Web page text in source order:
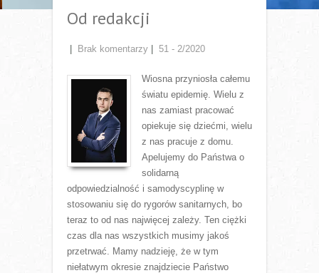
Od redakcji
Brak komentarzy 51 - 2/2020
Wiosna przyniosła całemu
światu epidemię. Wielu z
nas zamiast pracować
opiekuje się dziećmi, wielu
z nas pracuje z domu.
Apelujemy do Państwa o
solidarną
odpowiedzialność i samodyscyplinę w
stosowaniu się do rygorów sanitarnych, bo
teraz to od nas najwięcej zależy. Ten ciężki
czas dla nas wszystkich musimy jakoś
przetrwać. Mamy nadzieję, że w tym
niełatwym okresie znajdziecie Państwo